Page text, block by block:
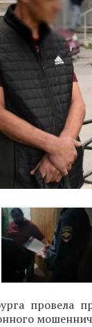
провела